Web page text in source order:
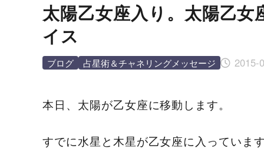
太陽乙女座入り。太陽乙
イス
2015-
ブログ 占星術＆チャネリングメッセージ
本日、太陽が乙女座に移動します。
すでに水星と木星が乙女座に入っていま